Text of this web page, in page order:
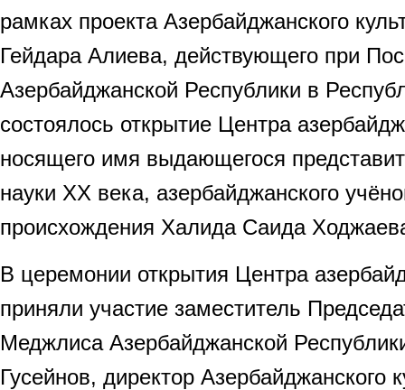
рамках проекта Азербайджанского
Гейдара Алиева, действующего при
Азербайджанской Республики в
состоялось открытие Центра
носящего имя выдающегося
науки XX века, азербайджанского
происхождения Халида Саида
В церемонии открытия Центра
приняли участие заместитель
Меджлиса Азербайджанской
Гусейнов, директор Азербайджанского